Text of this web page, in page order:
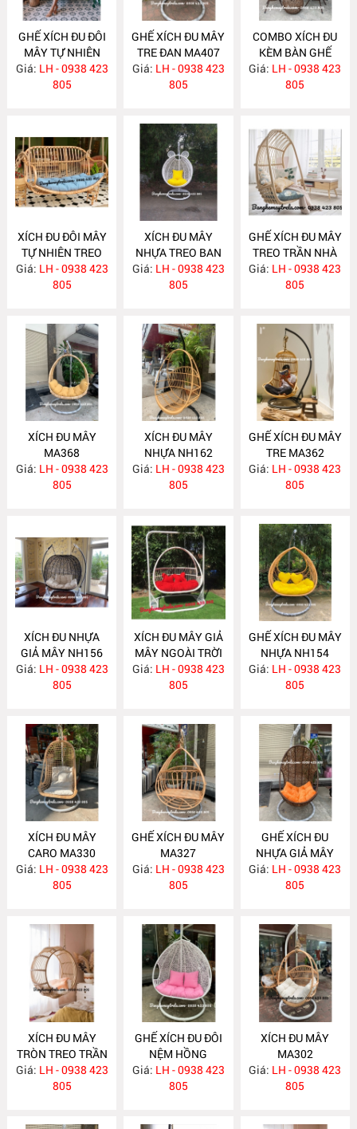
GHẾ XÍCH ĐU ĐÔI
MÂY TỰ NHIÊN
TREO TRẦN NHÀ
MA420
Giá: LH - 0938 423
805
GHẾ XÍCH ĐU MÂY
TRE ĐAN MA407
Giá: LH - 0938 423
805
COMBO XÍCH ĐU
KÈM BÀN GHẾ
MÂY NHỰA
NH175
Giá: LH - 0938 423
805
XÍCH ĐU ĐÔI MÂY
TỰ NHIÊN TREO
TRẦN NHÀ MA406
Giá: LH - 0938 423
805
XÍCH ĐU MÂY
NHỰA TREO BAN
CÔNG NH169
Giá: LH - 0938 423
805
GHẾ XÍCH ĐU MÂY
TREO TRẦN NHÀ
MA376
Giá: LH - 0938 423
805
XÍCH ĐU MÂY
MA368
Giá: LH - 0938 423
805
XÍCH ĐU MÂY
NHỰA NH162
Giá: LH - 0938 423
805
GHẾ XÍCH ĐU MÂY
TRE MA362
Giá: LH - 0938 423
805
XÍCH ĐU NHỰA
GIẢ MÂY NH156
Giá: LH - 0938 423
805
XÍCH ĐU MÂY GIẢ
MÂY NGOÀI TRỜI
NH155
Giá: LH - 0938 423
805
GHẾ XÍCH ĐU MÂY
NHỰA NH154
Giá: LH - 0938 423
805
XÍCH ĐU MÂY
CARO MA330
Giá: LH - 0938 423
805
GHẾ XÍCH ĐU MÂY
MA327
Giá: LH - 0938 423
805
GHẾ XÍCH ĐU
NHỰA GIẢ MÂY
NH132
Giá: LH - 0938 423
805
XÍCH ĐU MÂY
TRÒN TREO TRẦN
NHÀ MA313
Giá: LH - 0938 423
805
GHẾ XÍCH ĐU ĐÔI
NỆM HỒNG
NH123
Giá: LH - 0938 423
805
XÍCH ĐU MÂY
MA302
Giá: LH - 0938 423
805